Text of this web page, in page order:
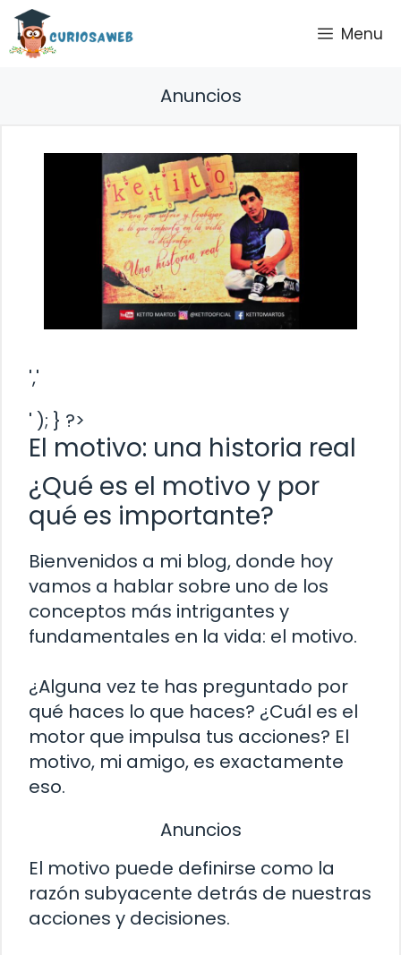
Saltar
contenido
Menu
Anuncios
','
' ); } ?>
El motivo: una historia real
¿Qué es el motivo y por
qué es importante?
Bienvenidos a mi blog, donde hoy
vamos a hablar sobre uno de los
conceptos más intrigantes y
fundamentales en la vida: el motivo.
¿Alguna vez te has preguntado por
qué haces lo que haces? ¿Cuál es el
motor que impulsa tus acciones? El
motivo, mi amigo, es exactamente
eso.
Anuncios
El motivo puede definirse como la
razón subyacente detrás de nuestras
acciones y decisiones.